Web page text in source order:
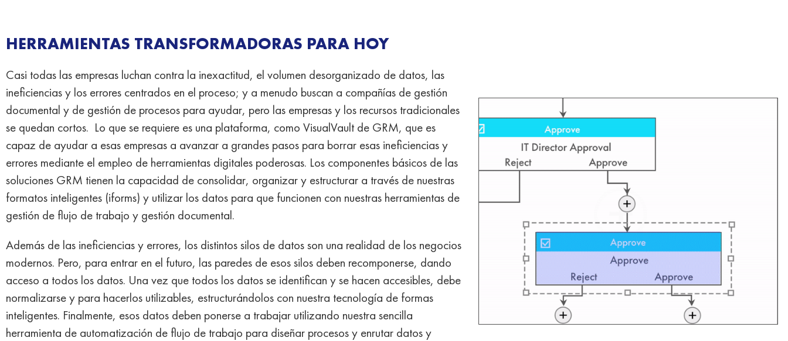
HERRAMIENTAS TRANSFORMADORAS PARA HOY
Casi todas las empresas luchan contra la inexactitud, el volumen desorganizado de datos, las
ineficiencias y los errores centrados en el proceso; y a menudo buscan a compañías de gestión
documental y de gestión de procesos para ayudar, pero las empresas y los recursos tradicionales
se quedan cortos. Lo que se requiere es una plataforma, como VisualVault de GRM, que es
capaz de ayudar a esas empresas a avanzar a grandes pasos para borrar esas ineficiencias y
errores mediante el empleo de herramientas digitales poderosas. Los componentes básicos de las
soluciones GRM tienen la capacidad de consolidar, organizar y estructurar a través de nuestras
formatos inteligentes (iforms) y utilizar los datos para que funcionen con nuestras herramientas de
gestión de flujo de trabajo y gestión documental.
Además de las ineficiencias y errores, los distintos silos de datos son una realidad de los negocios
modernos. Pero, para entrar en el futuro, las paredes de esos silos deben recomponerse, dando
acceso a todos los datos. Una vez que todos los datos se identifican y se hacen accesibles, debe
normalizarse y para hacerlos utilizables, estructurándolos con nuestra tecnología de formas
inteligentes. Finalmente, esos datos deben ponerse a trabajar utilizando nuestra sencilla
herramienta de automatización de flujo de trabajo para diseñar procesos y enrutar datos y